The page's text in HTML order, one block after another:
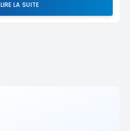
LIRE LA SUITE